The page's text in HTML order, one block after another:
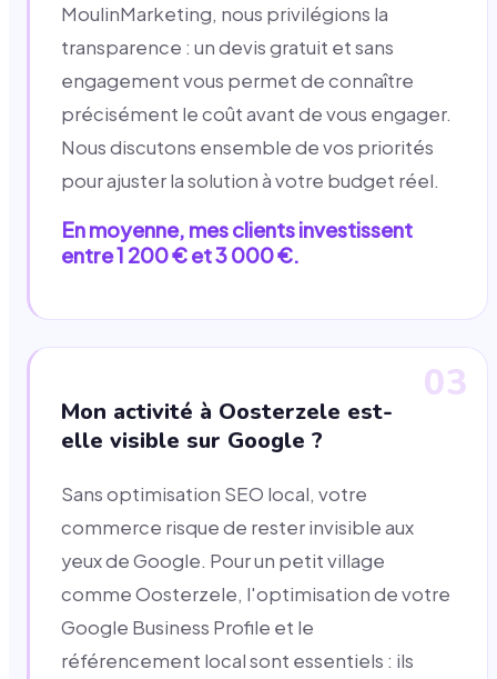
MoulinMarketing, nous privilégions la
transparence : un devis gratuit et sans
engagement vous permet de connaître
précisément le coût avant de vous engager.
Nous discutons ensemble de vos priorités
pour ajuster la solution à votre budget réel.
En moyenne, mes clients investissent
entre 1 200 € et 3 000 €.
03
Mon activité à Oosterzele est-
elle visible sur Google ?
Sans optimisation SEO local, votre
commerce risque de rester invisible aux
yeux de Google. Pour un petit village
comme Oosterzele, l'optimisation de votre
Google Business Profile et le
référencement local sont essentiels : ils